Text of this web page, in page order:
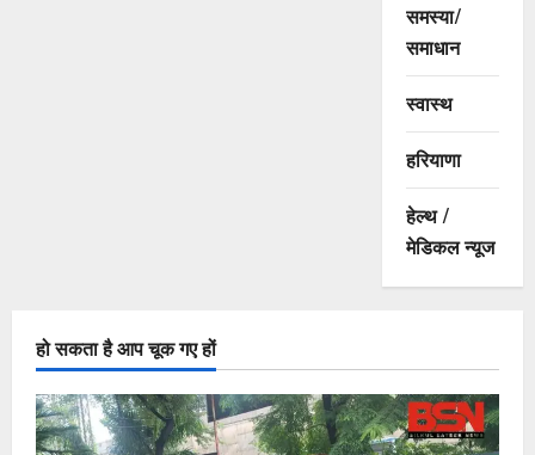
समस्या/
समाधान
स्वास्थ
हरियाणा
हेल्थ /
मेडिकल न्यूज
हो सकता है आप चूक गए हों